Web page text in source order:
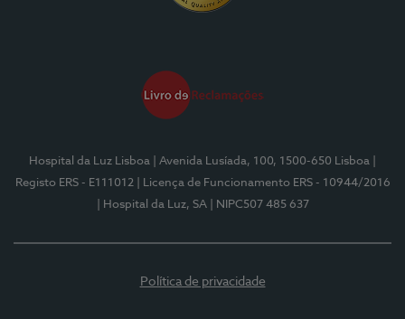
Hospital da Luz Lisboa | Avenida Lusíada, 100, 1500-650 Lisboa
Registo ERS - E111012
| Licença de Funcionamento ERS - 10944/2016
| Hospital da Luz, SA
| NIPC507 485 637
Política de privacidade